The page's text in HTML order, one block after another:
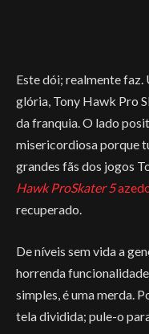
Este dói; realmente faz.
glória, Tony Hawk Pro
da franquia. O lado
misericordiosa porque
grandes fãs dos jogos
Hawk ProSkater 5
recuperado.
De níveis sem vida a
horrenda
simples, é uma merda.
tela dividida; pule-o